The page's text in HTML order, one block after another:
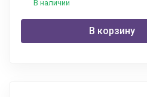
В наличии
В корзину